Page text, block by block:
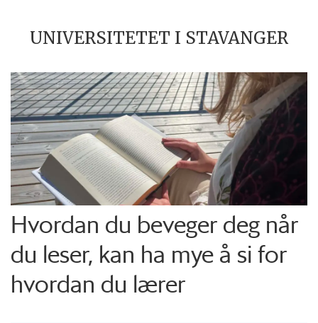
UNIVERSITETET I STAVANGER
Hvordan du beveger deg når
du leser, kan ha mye å si for
hvordan du lærer